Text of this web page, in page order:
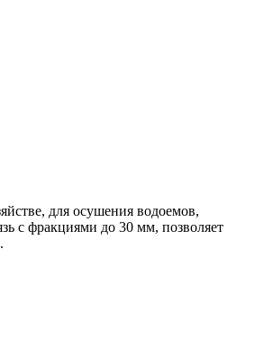
для осушения водоемов,
с фракциями до 30 мм, позволяет